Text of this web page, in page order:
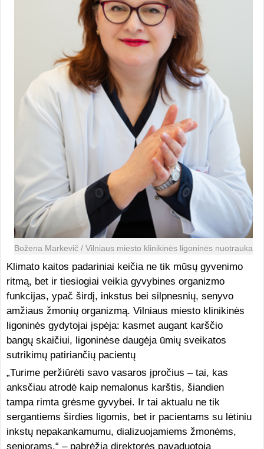
Božena Markevič / Vilniaus miesto klinikinės ligoninės nuotrauka
Klimato kaitos padariniai keičia ne tik mūsų gyvenimo
ritmą, bet ir tiesiogiai veikia gyvybines organizmo
funkcijas, ypač širdį, inkstus bei silpnesnių, senyvo
amžiaus žmonių organizmą. Vilniaus miesto klinikinės
ligoninės gydytojai įspėja: kasmet augant karščio
bangų skaičiui, ligoninėse daugėja ūmių sveikatos
sutrikimų patiriančių pacientų
„Turime peržiūrėti savo vasaros įpročius – tai, kas
anksčiau atrodė kaip nemalonus karštis, šiandien
tampa rimta grėsme gyvybei. Ir tai aktualu ne tik
sergantiems širdies ligomis, bet ir pacientams su lėtiniu
inkstų nepakankamumu, dializuojamiems žmonėms,
senjorams,“ – pabrėžia direktorės pavaduotoja